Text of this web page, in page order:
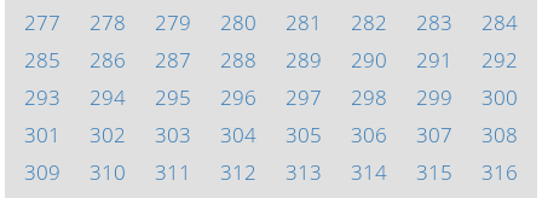
277
278 279 280 281 282 283
284
285
286 287 288 289 290 291
292
293
294 295 296 297 298 299
300
301
302 303 304 305 306 307
308
309
310 311 312 313 314 315
316